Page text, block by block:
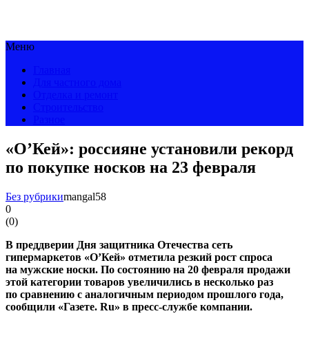
Меню
«О’Кей»: россияне установили рекорд
по покупке носков на 23 февраля
Без рубрикиmangal58
0
(0)
В преддверии Дня защитника Отечества сеть
гипермаркетов «О’Кей» отметила резкий рост спроса
на мужские носки. По состоянию на 20 февраля продажи
этой категории товаров увеличились в несколько раз
по сравнению с аналогичным периодом прошлого года,
сообщили «Газете. Ru» в пресс-службе компании.